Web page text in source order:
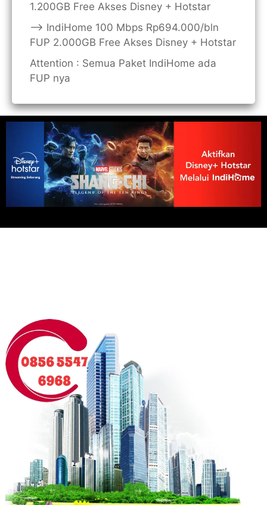
1.200GB Free Akses Disney + Hotstar
——> IndiHome 100 Mbps Rp694.000/bln
FUP 2.000GB Free Akses Disney + Hotstar
Attention : Semua Paket IndiHome ada
FUP nya